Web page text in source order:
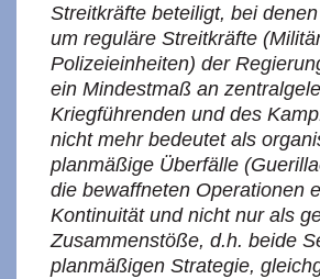
Streitkräfte beteiligt, bei
um reguläre Streitkräfte
Polizeieinheiten) der
ein Mindestmaß an
Kriegführenden und des
nicht mehr bedeutet als
planmäßige Überfälle
die bewaffneten Operationen
Kontinuität und nicht nur als
Zusammenstöße, d.h. beide
planmäßigen Strategie,